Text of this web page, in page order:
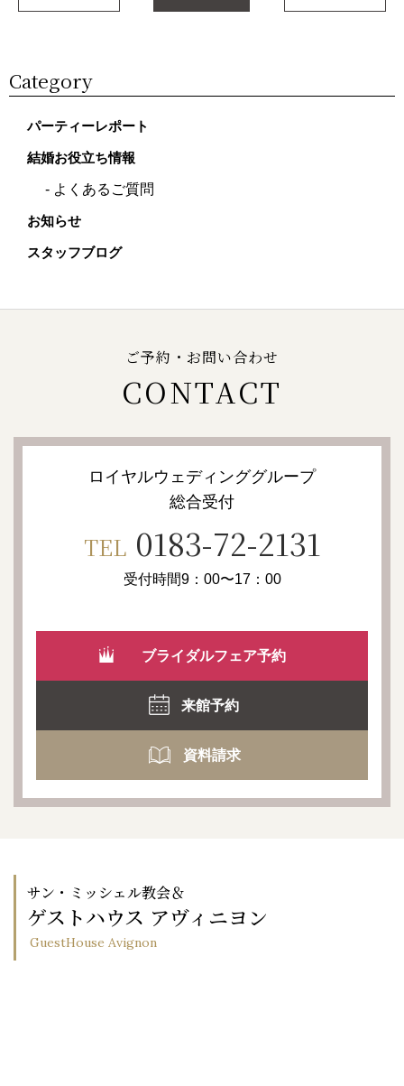
Category
パーティーレポート
結婚お役立ち情報
よくあるご質問
お知らせ
スタッフブログ
ご予約・お問い合わせ
CONTACT
ロイヤルウェディンググループ
総合受付
TEL 0183-72-2131
受付時間9：00〜17：00
ブライダルフェア予約
来館予約
資料請求
サン・ミッシェル教会＆
ゲストハウス アヴィニヨン
GuestHouse Avignon